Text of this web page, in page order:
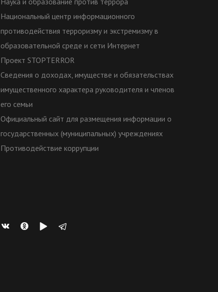
Национальный центр информационного
противодействия терроризму и экстремизму в
образовательной среде и сети Интернет
Проект STOPTERROR
Сведения о доходах, имуществе и обязательствах
имущественного характера руководителя и членов
его семьи
Официальный сайт для размещения информации о
государственных (муниципальных) учреждениях
Противодействие коррупции